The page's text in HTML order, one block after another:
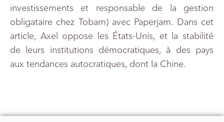
investissements et responsable de la gestion
obligataire chez Tobam) avec Paperjam. Dans cet
article, Axel oppose les États-Unis, et la stabilité
de leurs institutions démocratiques, à des pays
aux tendances autocratiques, dont la Chine.